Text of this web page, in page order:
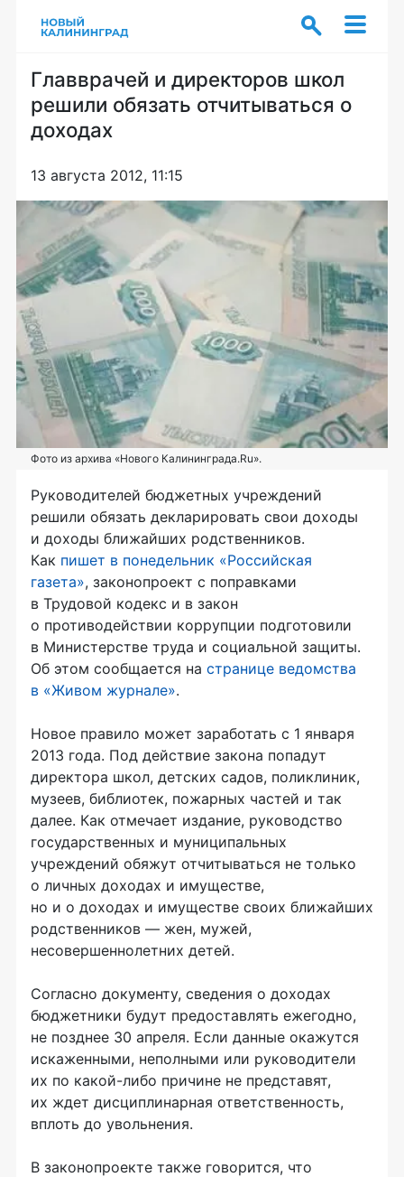
Главврачей и директоров школ
решили обязать отчитываться о
доходах
13 августа 2012, 11:15
Фото из архива «Нового Калининграда.Ru».
Руководителей бюджетных учреждений
решили обязать декларировать свои доходы
и доходы ближайших родственников.
Как пишет в понедельник «Российская
газета», законопроект с поправками
в Трудовой кодекс и в закон
о противодействии коррупции подготовили
в Министерстве труда и социальной защиты.
Об этом сообщается на странице ведомства
в «Живом журнале».
Новое правило может заработать с 1 января
2013 года. Под действие закона попадут
директора школ, детских садов, поликлиник,
музеев, библиотек, пожарных частей и так
далее. Как отмечает издание, руководство
государственных и муниципальных
учреждений обяжут отчитываться не только
о личных доходах и имуществе,
но и о доходах и имуществе своих ближайших
родственников — жен, мужей,
несовершеннолетних детей.
Согласно документу, сведения о доходах
бюджетники будут предоставлять ежегодно,
не позднее 30 апреля. Если данные окажутся
искаженными, неполными или руководители
их по какой-либо причине не представят,
их ждет дисциплинарная ответственность,
вплоть до увольнения.
В законопроекте также говорится, что